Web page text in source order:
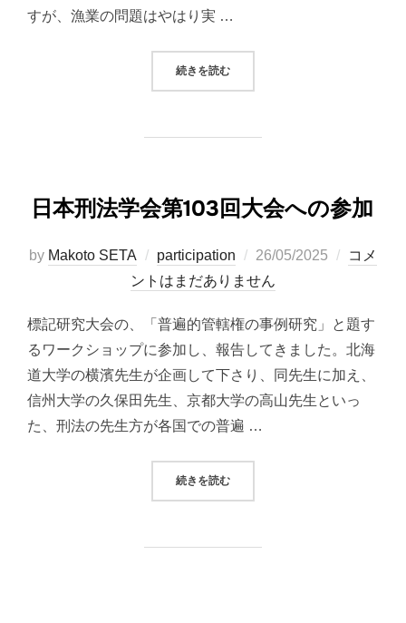
すが、漁業の問題はやはり実 …
続きを読む“NPFCでのインタビュー”
日本刑法学会第103回大会への参加
by Makoto SETA participation
投
稿
26/05/2025
コメ
ントはまだありません
標記研究大会の、「普遍的管轄権の事例研究」と題す
るワークショップに参加し、報告してきました。北海
道大学の横濱先生が企画して下さり、同先生に加え、
信州大学の久保田先生、京都大学の高山先生といっ
た、刑法の先生方が各国での普遍 …
続きを読む“日本刑法学会第103回大会への参